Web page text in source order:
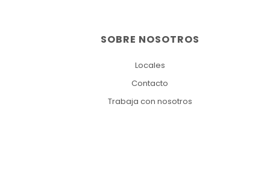
SOBRE NOSOTROS
Locales
Contacto
Trabaja con nosotros